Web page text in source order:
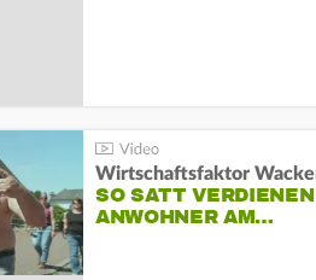
Wirtschaftsfaktor
SO SATT
ANWOHNER AM…